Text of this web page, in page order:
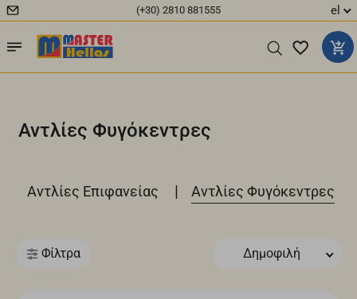
(+30) 2810 881555 el
Αντλίες Φυγόκεντρες
Αντλίες Επιφανείας | Αντλίες Φυγόκεντρες
Φίλτρα Δημοφιλή